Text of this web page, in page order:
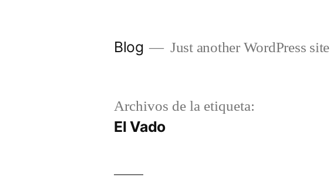
Blog Just another WordPress site
Archivos de la etiqueta:
El Vado